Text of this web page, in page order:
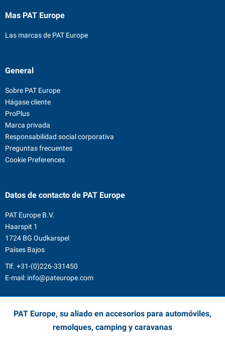
Mas PAT Europe
Las marcas de PAT Europe
General
Sobre PAT Europe
Hágase cliente
ProPlus
Marca privada
Responsabilidad social corporativa
Preguntas frecuentes
Cookie Preferences
Datos de contacto de PAT Europe
PAT Europe B.V.
Haarspit 1
1724 BG Oudkarspel
Países Bajos
Tlf. +31-(0)226-331450
E-mail: info@pateurope.com
PAT Europe, su aliado en accesorios para automóviles,
remolques, camping y caravanas